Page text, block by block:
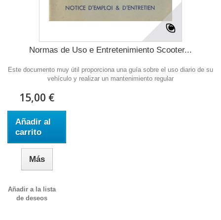
Normas de Uso e Entretenimiento Scooter...
Este documento muy útil proporciona una guía sobre el uso diario de su
vehículo y realizar un mantenimiento regular
15,00 €
Añadir al
carrito
Más
Añadir a la lista
de deseos